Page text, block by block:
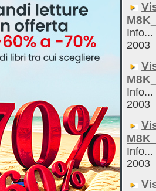
Info...
2003
Info...
2003
Info...
2003